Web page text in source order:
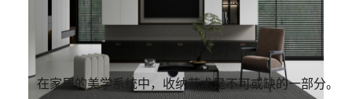
在家居的美学系统中，收纳艺术是不可或缺的一部分。